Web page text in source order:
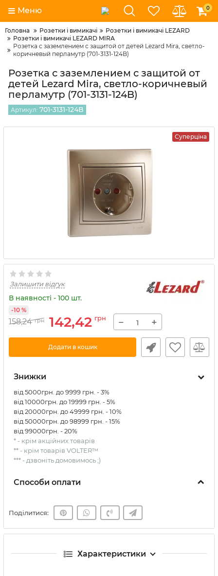
Меню 0
Головна Розетки і вимикачі
Розетки і вимикачі LEZARD
Розетки і вимикачі LEZARD MIRA
Розетка с заземлением с защитой от детей Lezard Mira, светло-
коричневый перламутр (701-3131-124B)
Розетка с заземлением с защитой от
детей Lezard Mira, светло-коричневый
перламутр (701-3131-124B)
Артикул: 701-3131-124B
Суперціна
Залишити відгук
В наявності - 100 шт.
158,24 грн 142,42 грн
-10 %
− +
Додати в кошик
Знижки
від 5000грн. до 9999 грн. - 3%
від 10000грн. до 19999 грн. - 5%
від 20000грн. до 49999 грн. - 10%
від 50000грн. до 98999 грн. - 15%
від 99000грн. - 20%
* - крім акційних товарів
** - крім товарів VOLTER™
*** - дзвоніть домовимось ;)
Способи оплати
Поділитися:
Характеристики